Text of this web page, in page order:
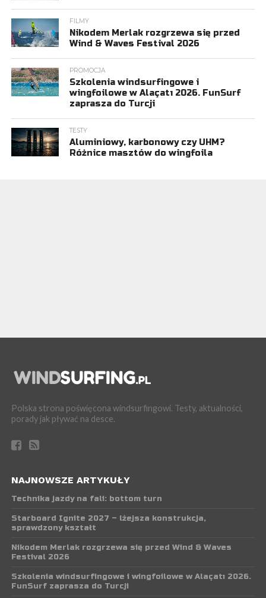
FILMY
Nikodem Merlak rozgrzewa się przed
Wind & Waves Festival 2026
PROMOCJA
Szkolenia windsurfingowe i
wingfoilowe w Alaçatı 2026. FunSurf
zaprasza do Turcji
TESTY
Aluminiowy, karbonowy czy UHM?
Różnice masztów do wingfoila
Polska strona poświęcona windsurfingowi. Testy, aktualności,
porady jak pływać na desce.
NAJNOWSZE ARTYKUŁY
Technika jazdy na fali: bottom turn
Starboard Ignite 2027 – lżejsza konstrukcja,
sprawdzony kształt
Nikodem Merlak rozgrzewa się przed Wind & Waves
Festival 2026
Szkolenia windsurfingowe i wingfoilowe w Alaçatı 2026.
FunSurf zaprasza do Turcji